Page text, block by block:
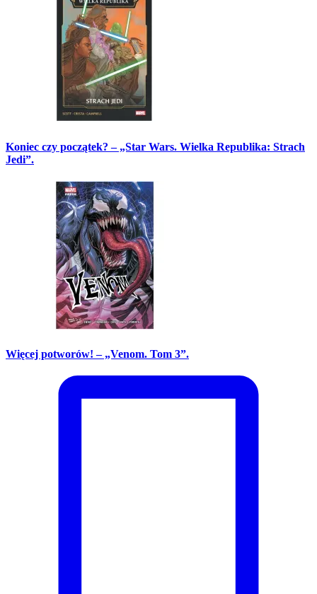
Koniec czy początek? – „Star Wars. Wielka Republika: Strach
Jedi”.
Więcej potworów! – „Venom. Tom 3”.